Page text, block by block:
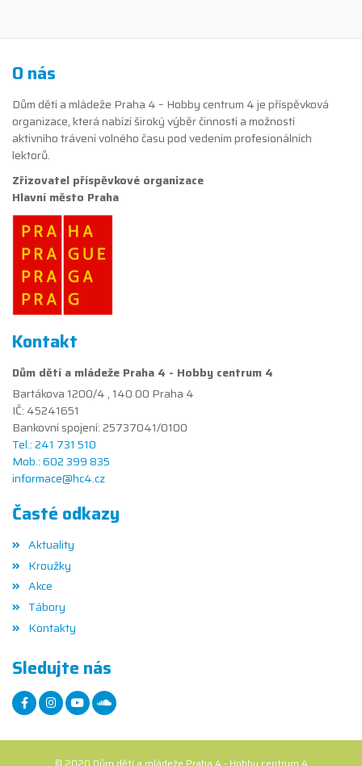
O nás
Dům dětí a mládeže Praha 4 – Hobby centrum 4 je příspěvková
organizace, která nabízí široký výběr činností a možností
aktivního trávení volného času pod vedením profesionálních
lektorů.
Zřizovatel příspěvkové organizace
Hlavní město Praha
Kontakt
Dům dětí a mládeže Praha 4 - Hobby centrum 4
Bartákova 1200/4 , 140 00 Praha 4
IČ: 45241651
Bankovní spojení: 25737041/0100
Tel.: 241 731 510
Mob.: 602 399 835
informace@hc4.cz
Časté odkazy
Aktuality
Kroužky
Akce
Tábory
Kontakty
Sledujte nás
© 2020 Dům dětí a mládeže Praha 4 - Hobby centrum 4